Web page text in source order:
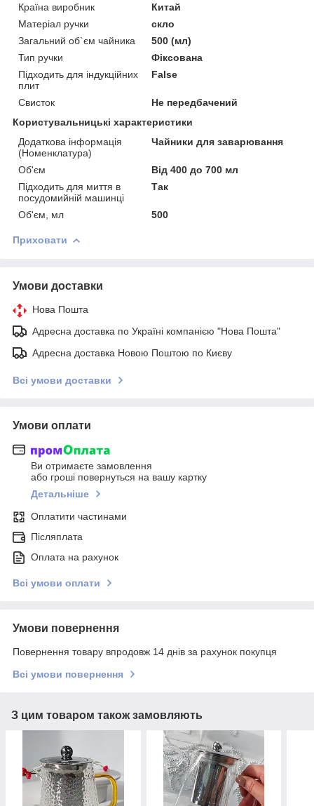
Країна виробник
Китай
Матеріал ручки
скло
Загальний об`єм чайника
500 (мл)
Тип ручки
Фіксована
Підходить для індукційних
плит
False
Свисток
Не передбачений
Користувальницькі характеристики
Додаткова інформація
(Номенклатура)
Чайники для заварювання
Об'єм
Від 400 до 700 мл
Підходить для миття в
посудомийній машинці
Так
Об'єм, мл 500
Приховати
Умови доставки
Нова Пошта
Адресна доставка по Україні компанією "Нова Пошта"
Адресна доставка Новою Поштою по Києву
Всі умови доставки
Умови оплати
Ви отримаєте замовлення
або гроші повернуться на вашу картку
Детальніше
Оплатити частинами
Післяплата
Оплата на рахунок
Всі умови оплати
Умови повернення
Повернення товару впродовж 14 днів за рахунок покупця
Всі умови повернення
З цим товаром також замовляють